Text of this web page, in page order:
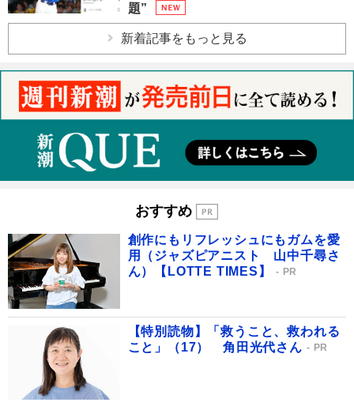
題”
新着記事をもっと見る
おすすめ
創作にもリフレッシュにもガムを愛
用（ジャズピアニスト 山中千尋さ
ん）【LOTTE TIMES】
PR
【特別読物】「救うこと、救われる
こと」（17） 角田光代さん
PR